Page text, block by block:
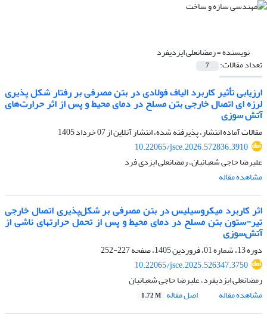
نویسنده =رمضانعلی ایزدیفرد
تعداد مقالات: 7
ارزیابی تأثیر کاربرد الیاف فولادی در بتن مصرفی بر رفتار شکل پذیری
لرزه ای اتصال خارجی بتن مسلح در دمای محیط و پس از اثر حرارت‌های
آتش سوزی
مقالات آماده انتشار، پذیرفته شده، انتشار آنلاین از07 خرداد 1405
10.22065/jsce.2026.572836.3910
علیرضا حاجی شعبانیان، رمضانعلی ایزدی فرد
مشاهده مقاله
اثر کاربرد میکروسیلیس در بتن مصرفی بر شکل‌پذیری اتصال خارجی
تیر-ستون بتن مسلح در دمای محیط و پس از تحمل حرارتهای ناشی از
آتش‌سوزی
دوره 13، شماره 01، فروردین 1405، صفحه
227-252
10.22065/jsce.2025.526347.3750
رمضانعلی ایزدیفرد، علیرضا حاجی شعبانیان
مشاهده مقاله
اصل مقاله 1.72 M